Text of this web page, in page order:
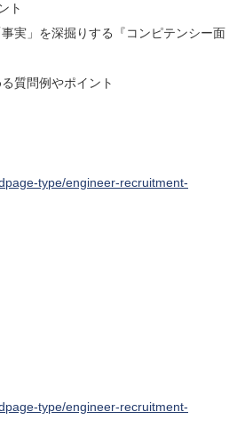
ト
実」を深掘りする『コンピテンシー面
質問例やポイント
type/engineer-recruitment-
type/engineer-recruitment-